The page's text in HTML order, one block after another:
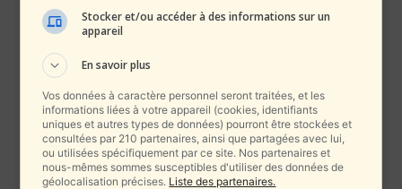
Stocker et/ou accéder à des informations sur un
appareil
En savoir plus
Vos données à caractère personnel seront traitées, et les
informations liées à votre appareil (cookies, identifiants
uniques et autres types de données) pourront être stockées et
consultées par 210 partenaires, ainsi que partagées avec lui,
ou utilisées spécifiquement par ce site. Nos partenaires et
nous-mêmes sommes susceptibles d'utiliser des données de
géolocalisation précises. Liste des partenaires.